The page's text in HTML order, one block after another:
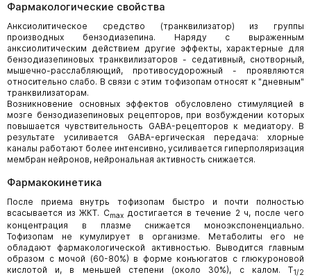
Фармакологические свойства
Анксиолитическое средство (транквилизатор) из группы
производных бензодиазепина. Наряду с выраженным
анксиолитическим действием другие эффекты, характерные для
бензодиазепиновых транквилизаторов - седативный, снотворный,
мышечно-расслабляющий, противосудорожный - проявляются
относительно слабо. В связи с этим тофизопам относят к "дневным"
транквилизаторам.
Возникновение основных эффектов обусловлено стимуляцией в
мозге бензодиазепиновых рецепторов, при возбуждении которых
повышается чувствительность GABA-рецепторов к медиатору. В
результате усиливается GABA-ергическая передача: хлорные
каналы работают более интенсивно, усиливается гиперполяризация
мембран нейронов, нейрональная активность снижается.
Фармакокинетика
После приема внутрь тофизопам быстро и почти полностью
всасывается из ЖКТ. Cmaxдостигается в течение 2 ч, после чего
концентрация в плазме снижается моноэкспоненциально.
Тофизопам не кумулирует в организме. Метаболиты его не
обладают фармакологической активностью. Выводится главным
образом с мочой (60-80%) в форме конъюгатов с глюкуроновой
кислотой и, в меньшей степени (около 30%), с калом. T1/2